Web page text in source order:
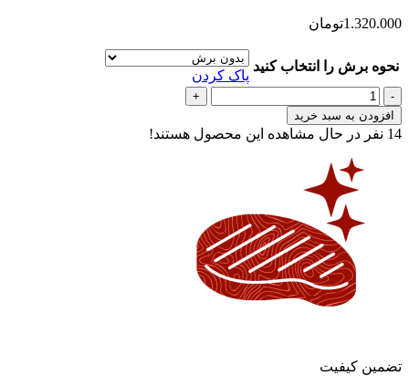
1.320.000تومان
نحوه برش را انتخاب کنید
پاک کردن
جگر
گوسفندی
عدد
افزودن به سبد خرید
14 نفر در حال مشاهده این محصول هستند!
تضمین کیفیت